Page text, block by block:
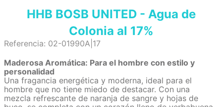
HHB BOSB UNITED - Agua de
Colonia al 17%
Referencia: 02-01990A|17
Maderosa Aromática: Para el hombre con estilo y
personalidad
Una fragancia energética y moderna, ideal para el
hombre que no tiene miedo de destacar. Con una
mezcla refrescante de naranja de sangre y hojas de